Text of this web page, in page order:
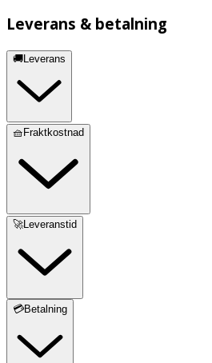
Leverans & betalning
🚚Leverans
🧺Fraktkostnad
🚀Leveranstid
💳Betalning